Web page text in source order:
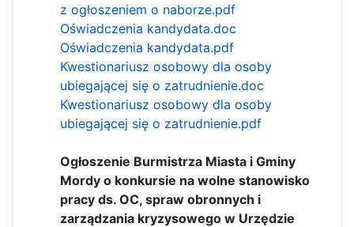
z ogłoszeniem o naborze.pdf
Oświadczenia kandydata.doc
Oświadczenia kandydata.pdf
Kwestionariusz osobowy dla osoby
ubiegającej się o zatrudnienie.doc
Kwestionariusz osobowy dla osoby
ubiegającej się o zatrudnienie.pdf
Ogłoszenie Burmistrza Miasta i Gminy
Mordy o konkursie na wolne stanowisko
pracy ds. OC, spraw obronnych i
zarządzania kryzysowego w Urzędzie